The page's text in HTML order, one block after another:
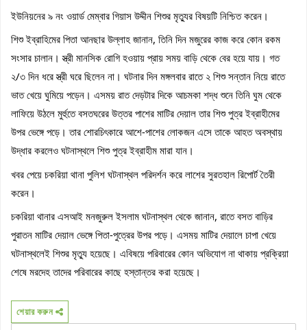
ইউনিয়নের ৯ নং ওয়ার্ড মেম্বার গিয়াস উদ্দীন শিশুর মৃত্যুর বিষয়টি নিশ্চিত করেন।
শিশু ইব্রাহিমের পিতা আনছার উল্লাহ জানান, তিনি দিন মজুরের কাজ করে কোন রকম
সংসার চালান। স্ত্রী মানসিক রোগি হওয়ায় প্রায় সময় বাড়ি থেকে বের হয়ে যায়। গত
২/৩ দিন ধরে স্ত্রী ঘরে ছিলেন না। ঘটনার দিন মঙ্গলবার রাতে ২ শিশু সন্তান নিয়ে রাতে
ভাত খেয়ে ঘুমিয়ে পড়েন। এসময় রাত দেড়টার দিকে আচমকা শদ্ধ শুনে তিনি ঘুম থেকে
লাফিয়ে উঠলে মুর্হুতে বসতঘরের উত্তর পাশের মাটির দেয়াল তার শিশু পুত্র ইব্রাহীমের
উপর ভেঙ্গে পড়ে। তার শোরচিৎকারে আশে-পাশের লোকজন এসে তাকে আহত অবস্থায়
উদ্ধার করলেও ঘটনাস্থলে শিশু পুত্র ইব্রাহীম মারা যান।
খবর পেয়ে চকরিয়া থানা পুলিশ ঘটনাস্থল পরিদর্শন করে লাশের সুরতহাল রিপোর্ট তৈরী
করেন।
চকরিয়া থানার এসআই মনজুরুল ইসলাম ঘটনাস্থল থেকে জানান, রাতে বসত বাড়ির
পুরাতন মাটির দেয়াল ভেঙ্গে পিতা-পুত্রের উপর পড়ে। এসময় মাটির দেয়ালে চাপা খেয়ে
ঘটনাস্থলেই শিশুর মৃত্যু হয়েছে। এবিষয়ে পরিবারের কোন অভিযোগ না থাকায় প্রক্রিয়া
শেষে মরদেহ তাদের পরিবারের কাছে হস্তান্তর করা হয়েছে।
শেয়ার করুন